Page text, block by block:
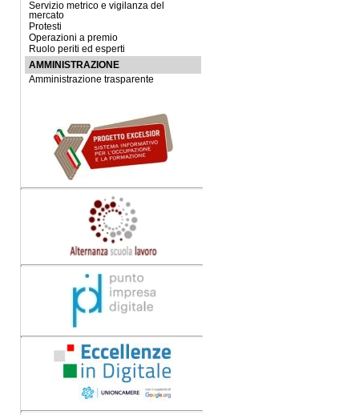
Servizio metrico e vigilanza del
mercato
Protesti
Operazioni a premio
Ruolo periti ed esperti
AMMINISTRAZIONE
Amministrazione trasparente